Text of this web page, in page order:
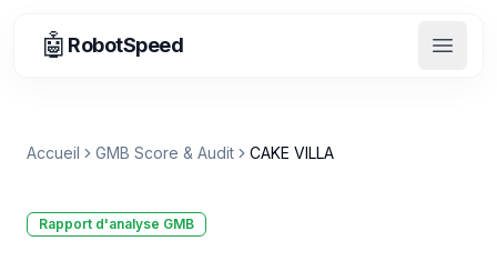
🤖 RobotSpeed
Accueil GMB Score & Audit CAKE VILLA
Rapport d'analyse GMB